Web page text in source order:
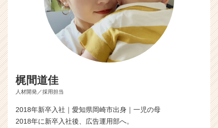
梶間道佳
人材開発／採用担当
2018年新卒入社｜愛知県岡崎市出身｜一児の母
2018年に新卒入社後、広告運用部へ。